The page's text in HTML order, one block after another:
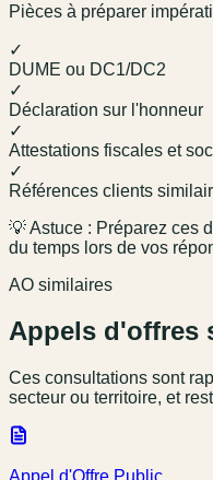
Pièces à préparer
✓
DUME ou DC1/DC2
✓
Déclaration sur l'honneur
✓
Attestations fiscales et
✓
Références clients
💡 Astuce : Préparez ces
du temps lors de vos
AO similaires
Appels d'offres
Ces consultations sont
secteur ou territoire, et